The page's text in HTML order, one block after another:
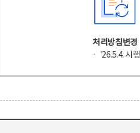
처리방침변경
ㆍ '26.5.4. 시행